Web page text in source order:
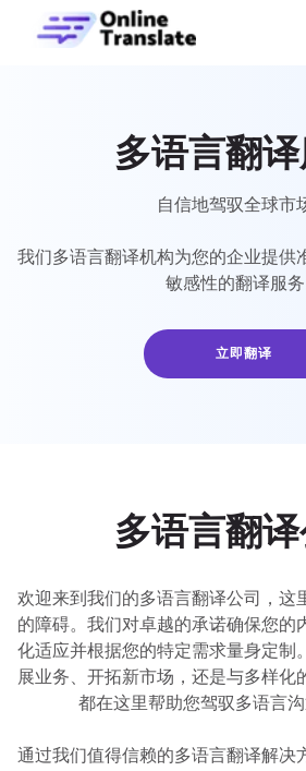
多语言翻
自信地驾驭全球市
我们多语言翻译机构为您的企业提供
敏感性的翻译服务
立即翻译
多语言翻译
欢迎来到我们的多语言翻译公司，这
的障碍。我们对卓越的承诺确保您的
化适应并根据您的特定需求量身定制
展业务、开拓新市场，还是与多样化
都在这里帮助您驾驭多语言沟
通过我们值得信赖的多语言翻译解决